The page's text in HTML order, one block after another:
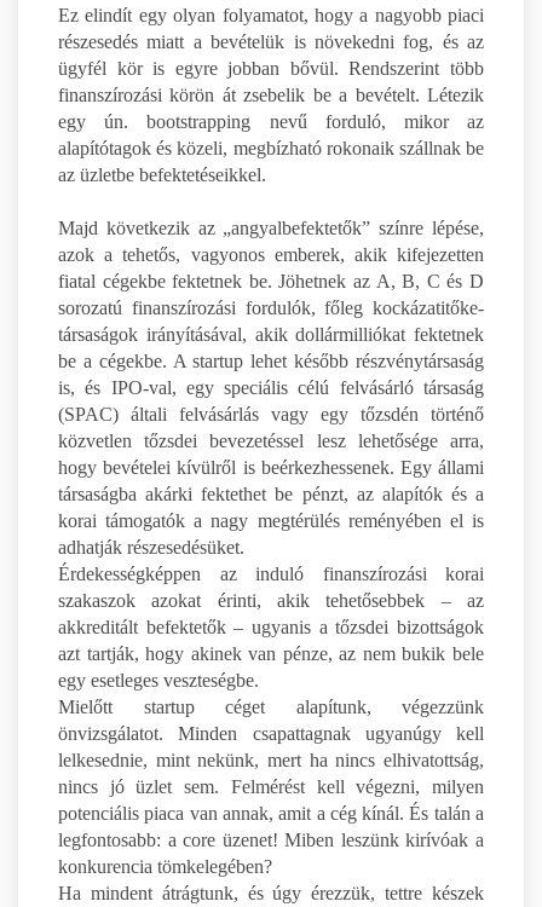
Ez elindít egy olyan folyamatot, hogy a nagyobb piaci
részesedés miatt a bevételük is növekedni fog, és az
ügyfél kör is egyre jobban bővül. Rendszerint több
finanszírozási körön át zsebelik be a bevételt. Létezik
egy ún. bootstrapping nevű forduló, mikor az
alapítótagok és közeli, megbízható rokonaik szállnak be
az üzletbe befektetéseikkel.
Majd következik az „angyalbefektetők” színre lépése,
azok a tehetős, vagyonos emberek, akik kifejezetten
fiatal cégekbe fektetnek be. Jöhetnek az A, B, C és D
sorozatú finanszírozási fordulók, főleg kockázatitőke-
társaságok irányításával, akik dollármilliókat fektetnek
be a cégekbe. A startup lehet később részvénytársaság
is, és IPO-val, egy speciális célú felvásárló társaság
(SPAC) általi felvásárlás vagy egy tőzsdén történő
közvetlen tőzsdei bevezetéssel lesz lehetősége arra,
hogy bevételei kívülről is beérkezhessenek. Egy állami
társaságba akárki fektethet be pénzt, az alapítók és a
korai támogatók a nagy megtérülés reményében el is
adhatják részesedésüket.
Érdekességképpen az induló finanszírozási korai
szakaszok azokat érinti, akik tehetősebbek – az
akkreditált befektetők – ugyanis a tőzsdei bizottságok
azt tartják, hogy akinek van pénze, az nem bukik bele
egy esetleges veszteségbe.
Mielőtt startup céget alapítunk, végezzünk
önvizsgálatot. Minden csapattagnak ugyanúgy kell
lelkesednie, mint nekünk, mert ha nincs elhivatottság,
nincs jó üzlet sem. Felmérést kell végezni, milyen
potenciális piaca van annak, amit a cég kínál. És talán a
legfontosabb: a core üzenet! Miben leszünk kirívóak a
konkurencia tömkelegében?
Ha mindent átrágtunk, és úgy érezzük, tettre készek